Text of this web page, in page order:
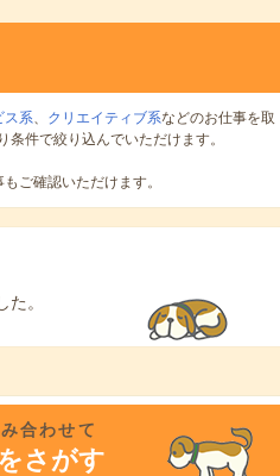
ス系、 クリエイティブ系などのお仕事を取
条件で絞り込んでいただけます。
ご確認いただけます。
。
合わせて
さがす